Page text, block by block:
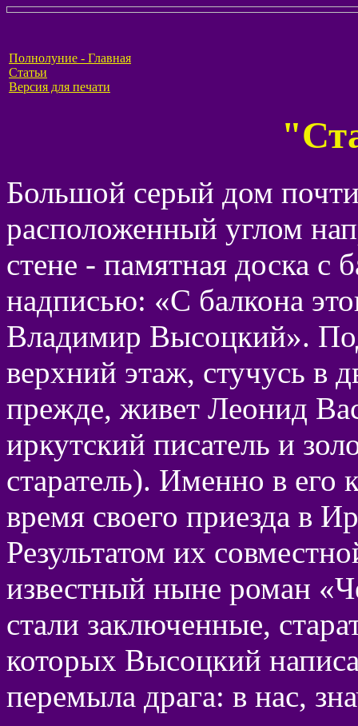
Полнолуние - Главная
Статьи
Версия для печати
Большой серый дом
расположенный углом
стене - памятная доска с
надписью: «С балкона
Владимир Высоцкий».
верхний этаж, стучусь в
прежде, живет Леонид
иркутский писатель и
старатель). Именно в его
время своего приезда в
Результатом их
известный ныне роман
стали заключенные,
которых Высоцкий
перемыла драга: в нас,